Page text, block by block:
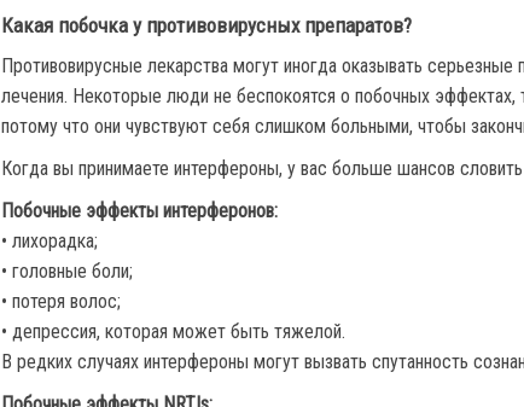
Какая побочка у противовирусных препаратов?
Противовирусные лекарства могут иногда оказывать
лечения. Некоторые люди не беспокоятся о побочных
потому что они чувствуют себя слишком больными, чтобы
Когда вы принимаете интерфероны, у вас больше шансов
Побочные эффекты интерферонов:
• лихорадка;
• головные боли;
• потеря волос;
• депрессия, которая может быть тяжелой.
В редких случаях интерфероны могут вызвать спутанность